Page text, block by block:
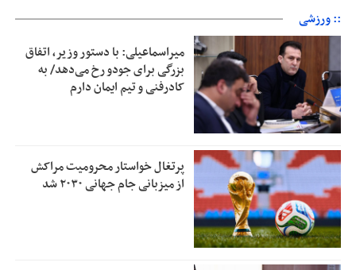
:: ورزشی
میراسماعیلی: با دستور وزیر، اتفاق
بزرگی برای جودو رخ می‌دهد/ به
کادرفنی و تیم ایمان دارم
پرتغال خواستار محرومیت مراکش
از میزبانی جام جهانی ۲۰۳۰ شد